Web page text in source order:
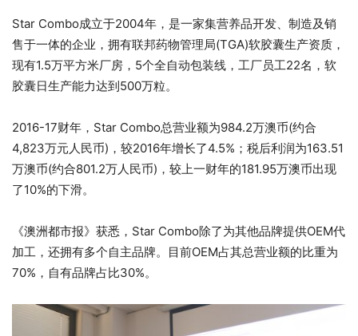
Star Combo成立于2004年，是一家集营养品开发、制造及销
售于一体的企业，拥有联邦药物管理局(TGA)软胶囊生产资质，
现有1.5万平方米厂房，5个全自动包装线，工厂员工22名，软
胶囊日生产能力达到500万粒。
2016-17财年，Star Combo总营业额为984.2万澳币(约合
4,823万元人民币)，较2016年增长了4.5%；税后利润为163.51
万澳币(约合801.2万人民币)，较上一财年的181.95万澳币出现
了10%的下滑。
《澳洲都市报》获悉，Star Combo除了为其他品牌提供OEM代
加工，还拥有多个自主品牌。目前OEM占其总营业额的比重为
70%，自有品牌占比30%。